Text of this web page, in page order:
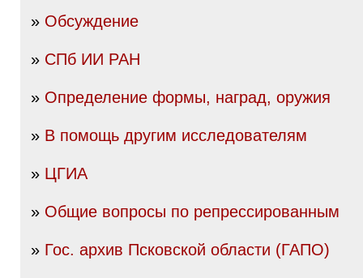
» Обсуждение
» СПб ИИ РАН
» Определение формы, наград, оружия
» В помощь другим исследователям
» ЦГИА
» Общие вопросы по репрессированным
» Гос. архив Псковской области (ГАПО)